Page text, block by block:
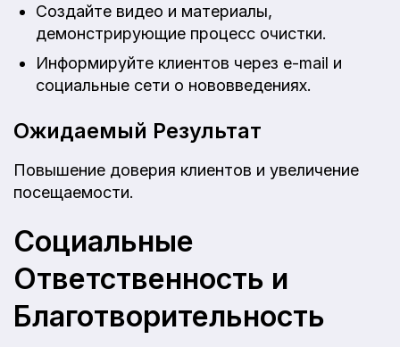
Создайте видео и материалы,
демонстрирующие процесс очистки.
Информируйте клиентов через e-mail и
социальные сети о нововведениях.
Ожидаемый Результат
Повышение доверия клиентов и увеличение
посещаемости.
Социальные
Ответственность и
Благотворительность